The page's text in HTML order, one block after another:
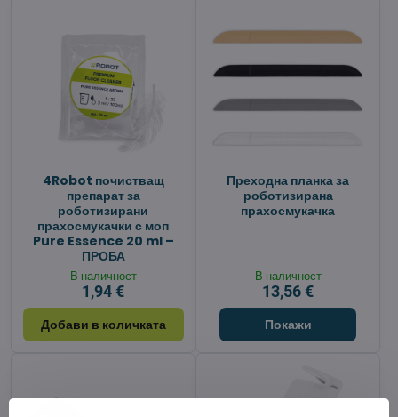
4Robot почистващ
препарат за
роботизирани
прахосмукачки с моп
Pure Essence 20 ml –
ПРОБА
В наличност
1,94 €
Добави в количката
Преходна планка за
роботизирана
прахосмукачка
В наличност
13,56 €
Покажи